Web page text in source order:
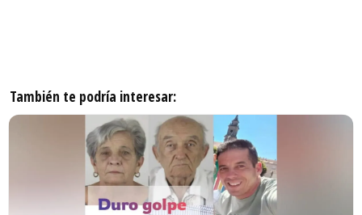
También te podría interesar: